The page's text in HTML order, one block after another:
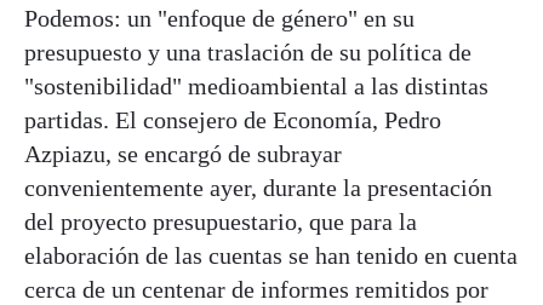
Podemos: un "enfoque de género" en su
presupuesto y una traslación de su política de
"sostenibilidad" medioambiental a las distintas
partidas. El consejero de Economía, Pedro
Azpiazu, se encargó de subrayar
convenientemente ayer, durante la presentación
del proyecto presupuestario, que para la
elaboración de las cuentas se han tenido en cuenta
cerca de un centenar de informes remitidos por